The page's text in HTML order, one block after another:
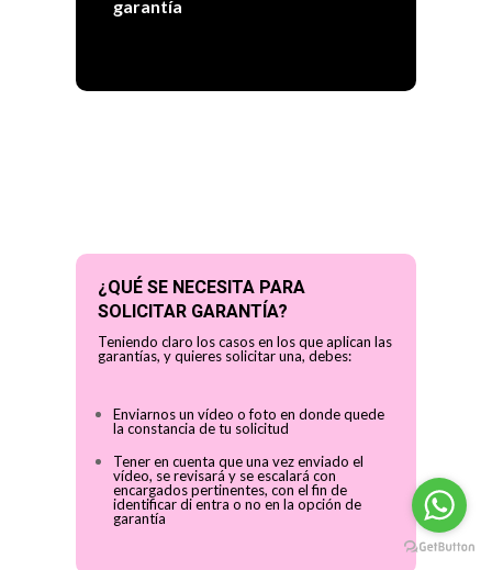
garantía
¿QUÉ SE NECESITA PARA
SOLICITAR GARANTÍA?
Teniendo claro los casos en los que aplican las
garantías, y quieres solicitar una, debes:
Enviarnos un vídeo o foto en donde quede
la constancia de tu solicitud
Tener en cuenta que una vez enviado el
vídeo, se revisará y se escalará con
encargados pertinentes, con el fin de
identificar di entra o no en la opción de
garantía